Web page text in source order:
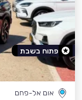
אום אל-פחם
פתוח בשבת